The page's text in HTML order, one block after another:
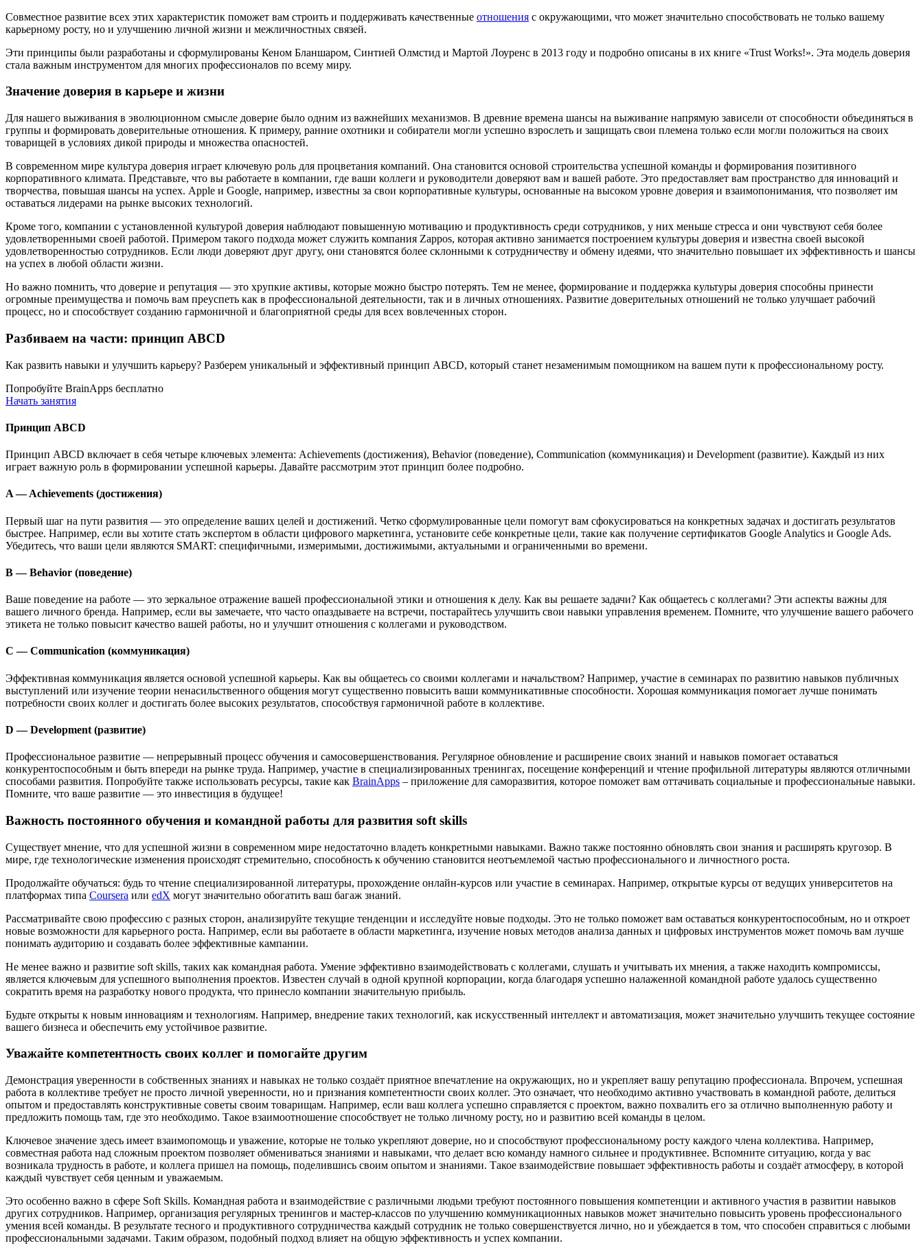
Совместное развитие всех этих характеристик поможет вам строить и поддерживать качественные отношения с окружающими, что может значительно способствовать не только вашему
карьерному росту, но и улучшению личной жизни и межличностных связей.
Эти принципы были разработаны и сформулированы Кеном Бланшаром, Синтией Олмстид и Мартой Лоуренс в 2013 году и подробно описаны в их книге «Trust Works!». Эта модель доверия
стала важным инструментом для многих профессионалов по всему миру.
Значение доверия в карьере и жизни
Для нашего выживания в эволюционном смысле доверие было одним из важнейших механизмов. В древние времена шансы на выживание напрямую зависели от способности объединяться в
группы и формировать доверительные отношения. К примеру, ранние охотники и собиратели могли успешно взрослеть и защищать свои племена только если могли положиться на своих
товарищей в условиях дикой природы и множества опасностей.
В современном мире культура доверия играет ключевую роль для процветания компаний. Она становится основой строительства успешной команды и формирования позитивного
корпоративного климата. Представьте, что вы работаете в компании, где ваши коллеги и руководители доверяют вам и вашей работе. Это предоставляет вам пространство для инноваций и
творчества, повышая шансы на успех. Apple и Google, например, известны за свои корпоративные культуры, основанные на высоком уровне доверия и взаимопонимания, что позволяет им
оставаться лидерами на рынке высоких технологий.
Кроме того, компании с установленной культурой доверия наблюдают повышенную мотивацию и продуктивность среди сотрудников, у них меньше стресса и они чувствуют себя более
удовлетворенными своей работой. Примером такого подхода может служить компания Zappos, которая активно занимается построением культуры доверия и известна своей высокой
удовлетворенностью сотрудников. Если люди доверяют друг другу, они становятся более склонными к сотрудничеству и обмену идеями, что значительно повышает их эффективность и шансы
на успех в любой области жизни.
Но важно помнить, что доверие и репутация — это хрупкие активы, которые можно быстро потерять. Тем не менее, формирование и поддержка культуры доверия способны принести
огромные преимущества и помочь вам преуспеть как в профессиональной деятельности, так и в личных отношениях. Развитие доверительных отношений не только улучшает рабочий
процесс, но и способствует созданию гармоничной и благоприятной среды для всех вовлеченных сторон.
Разбиваем на части: принцип ABCD
Как развить навыки и улучшить карьеру? Разберем уникальный и эффективный принцип ABCD, который станет незаменимым помощником на вашем пути к профессиональному росту.
Попробуйте BrainApps бесплатно
Начать занятия
Принцип ABCD
Принцип ABCD включает в себя четыре ключевых элемента: Achievements (достижения), Behavior (поведение), Communication (коммуникация) и Development (развитие). Каждый из них
играет важную роль в формировании успешной карьеры. Давайте рассмотрим этот принцип более подробно.
A — Achievements (достижения)
Первый шаг на пути развития — это определение ваших целей и достижений. Четко сформулированные цели помогут вам сфокусироваться на конкретных задачах и достигать результатов
быстрее. Например, если вы хотите стать экспертом в области цифрового маркетинга, установите себе конкретные цели, такие как получение сертификатов Google Analytics и Google Ads.
Убедитесь, что ваши цели являются SMART: специфичными, измеримыми, достижимыми, актуальными и ограниченными во времени.
B — Behavior (поведение)
Ваше поведение на работе — это зеркальное отражение вашей профессиональной этики и отношения к делу. Как вы решаете задачи? Как общаетесь с коллегами? Эти аспекты важны для
вашего личного бренда. Например, если вы замечаете, что часто опаздываете на встречи, постарайтесь улучшить свои навыки управления временем. Помните, что улучшение вашего рабочего
этикета не только повысит качество вашей работы, но и улучшит отношения с коллегами и руководством.
C — Communication (коммуникация)
Эффективная коммуникация является основой успешной карьеры. Как вы общаетесь со своими коллегами и начальством? Например, участие в семинарах по развитию навыков публичных
выступлений или изучение теории ненасильственного общения могут существенно повысить ваши коммуникативные способности. Хорошая коммуникация помогает лучше понимать
потребности своих коллег и достигать более высоких результатов, способствуя гармоничной работе в коллективе.
D — Development (развитие)
Профессиональное развитие — непрерывный процесс обучения и самосовершенствования. Регулярное обновление и расширение своих знаний и навыков помогает оставаться
конкурентоспособным и быть впереди на рынке труда. Например, участие в специализированных тренингах, посещение конференций и чтение профильной литературы являются отличными
способами развития. Попробуйте также использовать ресурсы, такие как BrainApps – приложение для саморазвития, которое поможет вам оттачивать социальные и профессиональные навыки.
Помните, что ваше развитие — это инвестиция в будущее!
Важность постоянного обучения и командной работы для развития soft skills
Существует мнение, что для успешной жизни в современном мире недостаточно владеть конкретными навыками. Важно также постоянно обновлять свои знания и расширять кругозор. В
мире, где технологические изменения происходят стремительно, способность к обучению становится неотъемлемой частью профессионального и личностного роста.
Продолжайте обучаться: будь то чтение специализированной литературы, прохождение онлайн-курсов или участие в семинарах. Например, открытые курсы от ведущих университетов на
платформах типа Coursera или edX могут значительно обогатить ваш багаж знаний.
Рассматривайте свою профессию с разных сторон, анализируйте текущие тенденции и исследуйте новые подходы. Это не только поможет вам оставаться конкурентоспособным, но и откроет
новые возможности для карьерного роста. Например, если вы работаете в области маркетинга, изучение новых методов анализа данных и цифровых инструментов может помочь вам лучше
понимать аудиторию и создавать более эффективные кампании.
Не менее важно и развитие soft skills, таких как командная работа. Умение эффективно взаимодействовать с коллегами, слушать и учитывать их мнения, а также находить компромиссы,
является ключевым для успешного выполнения проектов. Известен случай в одной крупной корпорации, когда благодаря успешно налаженной командной работе удалось существенно
сократить время на разработку нового продукта, что принесло компании значительную прибыль.
Будьте открыты к новым инновациям и технологиям. Например, внедрение таких технологий, как искусственный интеллект и автоматизация, может значительно улучшить текущее состояние
вашего бизнеса и обеспечить ему устойчивое развитие.
Уважайте компетентность своих коллег и помогайте другим
Демонстрация уверенности в собственных знаниях и навыках не только создаёт приятное впечатление на окружающих, но и укрепляет вашу репутацию профессионала. Впрочем, успешная
работа в коллективе требует не просто личной уверенности, но и признания компетентности своих коллег. Это означает, что необходимо активно участвовать в командной работе, делиться
опытом и предоставлять конструктивные советы своим товарищам. Например, если ваш коллега успешно справляется с проектом, важно похвалить его за отлично выполненную работу и
предложить помощь там, где это необходимо. Такое взаимоотношение способствует не только личному росту, но и развитию всей команды в целом.
Ключевое значение здесь имеет взаимопомощь и уважение, которые не только укрепляют доверие, но и способствуют профессиональному росту каждого члена коллектива. Например,
совместная работа над сложным проектом позволяет обмениваться знаниями и навыками, что делает всю команду намного сильнее и продуктивнее. Вспомните ситуацию, когда у вас
возникала трудность в работе, и коллега пришел на помощь, поделившись своим опытом и знаниями. Такое взаимодействие повышает эффективность работы и создаёт атмосферу, в которой
каждый чувствует себя ценным и уважаемым.
Это особенно важно в сфере Soft Skills. Командная работа и взаимодействие с различными людьми требуют постоянного повышения компетенции и активного участия в развитии навыков
других сотрудников. Например, организация регулярных тренингов и мастер-классов по улучшению коммуникационных навыков может значительно повысить уровень профессионального
умения всей команды. В результате тесного и продуктивного сотрудничества каждый сотрудник не только совершенствуется лично, но и убеждается в том, что способен справиться с любыми
профессиональными задачами. Таким образом, подобный подход влияет на общую эффективность и успех компании.